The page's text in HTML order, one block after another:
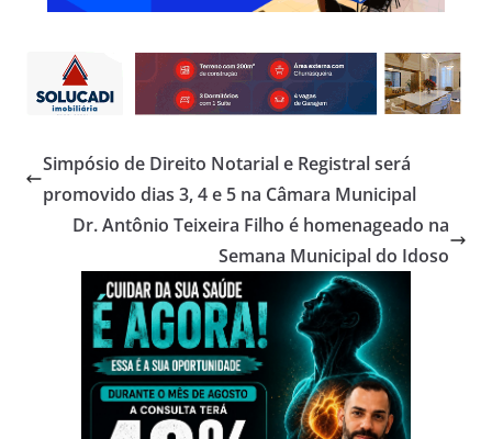
Simpósio de Direito Notarial e Registral será
promovido dias 3, 4 e 5 na Câmara Municipal
Dr. Antônio Teixeira Filho é homenageado na
Semana Municipal do Idoso